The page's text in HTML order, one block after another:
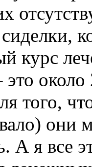
курс
это
того,
они
А я все